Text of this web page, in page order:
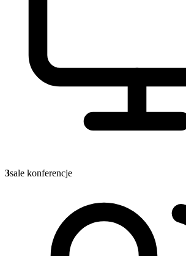
3sale konferencje